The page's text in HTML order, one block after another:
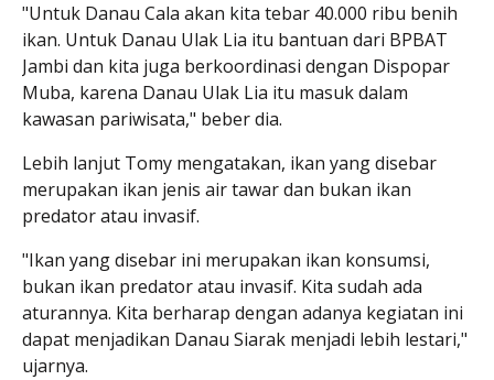
"Untuk Danau Cala akan kita tebar 40.000 ribu benih
ikan. Untuk Danau Ulak Lia itu bantuan dari BPBAT
Jambi dan kita juga berkoordinasi dengan Dispopar
Muba, karena Danau Ulak Lia itu masuk dalam
kawasan pariwisata," beber dia.
Lebih lanjut Tomy mengatakan, ikan yang disebar
merupakan ikan jenis air tawar dan bukan ikan
predator atau invasif.
"Ikan yang disebar ini merupakan ikan konsumsi,
bukan ikan predator atau invasif. Kita sudah ada
aturannya. Kita berharap dengan adanya kegiatan ini
dapat menjadikan Danau Siarak menjadi lebih lestari,"
ujarnya.